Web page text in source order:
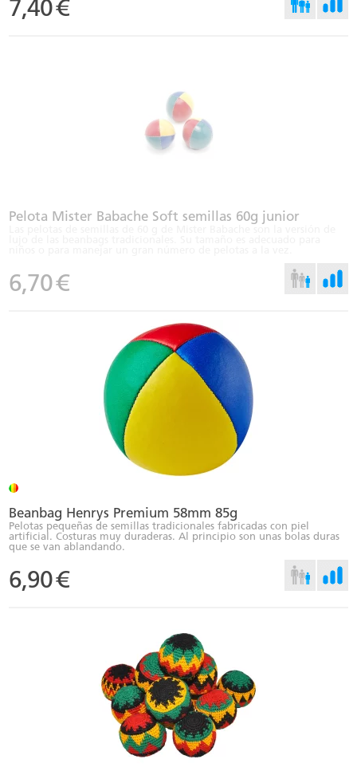
7,40€
Pelota Mister Babache Soft semillas 60g junior
6,70€
Beanbag Henrys Premium 58mm 85g
Pelotas pequeñas de semillas tradicionales fabricadas con piel
artificial. Costuras muy duraderas. Al principio son unas bolas duras
que se van ablandando.
6,90€